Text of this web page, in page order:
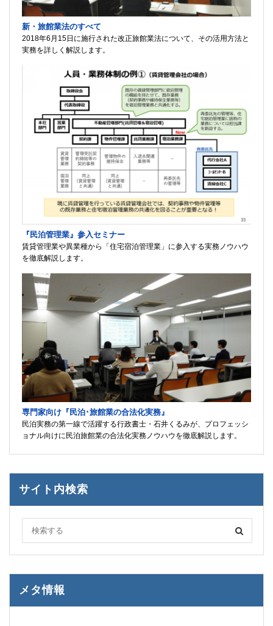
新・旅館業法のすべて
2018年6月15日に施行された改正旅館業法について、その活用方法と
実務を詳しく解説します。
『民泊管理業』参入セミナー
賃貸管理業や異業種から「住宅宿泊管理業」に参入する実務ノウハウ
を徹底解説します。
専門家向け『民泊･旅館業の合法化実務』
民泊実務の第一線で活躍する行政書士・石井くるみが、プロフェッシ
ョナル向けに民泊旅館業の合法化実務ノウハウを徹底解説します。
サイト内検索
メタ情報